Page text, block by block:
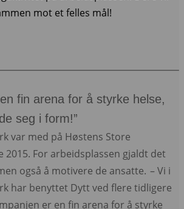
mot et felles mål!
fin arena for å styrke helse,
seg i form!”
var med på Høstens Store
2015. For arbeidsplassen gjaldt det
også å motivere de ansatte. – Vi i
har benyttet Dytt ved flere tidligere
er en fin arena for å styrke